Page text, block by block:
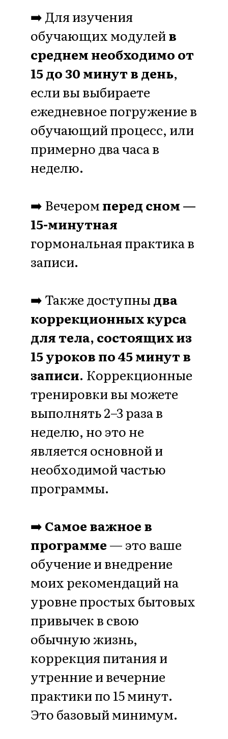
Самые простые и эффективные
нужно - просто берете и делаете,
моментально получая результат
Системный подход в сочетании
натуропатии и самых
не тратите время, а решаете сразу
Решение вашей проблемы с
которые раньше никак не могли
заниматься собой регулярно, со
мной начинают делать это с
удовольствием - я использую
особую методику мягко и нежно
перепрошивая вам мозг и
работает уже с первой недели у 90%
женщин!
поле женского круга, женщины
“Первые в роду” - это те, кто
осознанно любит себя, заботиться о
своем здоровье и идет в счастье,
обучая своим примером всех своих
близких.
Теплые руки любящей
- женщинам
сейчас очень не хватает внимания,
заботы, теплых рук и
проверила на себе
Мы - основательницы
рода счастливых
Для чего вам
идти в клуб